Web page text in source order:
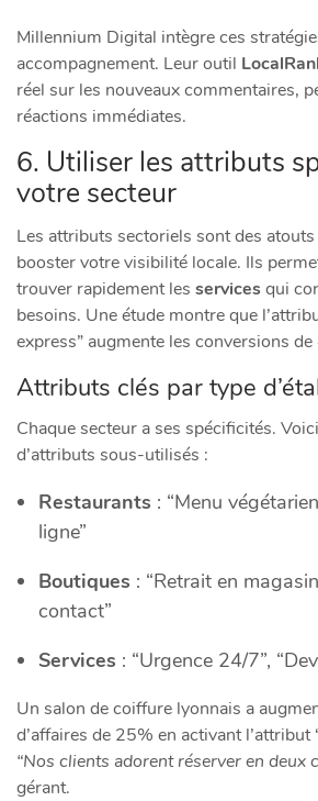
Millennium Digital intègre ces
accompagnement. Leur outil
réel sur les nouveaux commentaires,
réactions immédiates.
6. Utiliser les attributs
votre secteur
Les attributs sectoriels sont des
booster votre visibilité locale. Ils
trouver rapidement les servicesqui
besoins. Une étude montre que
express” augmente les conversions
Attributs clés par type
Chaque secteur a ses spécificités.
d’attributs sous-utilisés :
Restaurants : “Menu
ligne”
Boutiques : “Retrait en
contact”
Services : “Urgence 24/7”,
Un salon de coiffure lyonnais a
d’affaires de 25% en activant l’attribut
“Nos clients adorent réserver en deux
gérant.